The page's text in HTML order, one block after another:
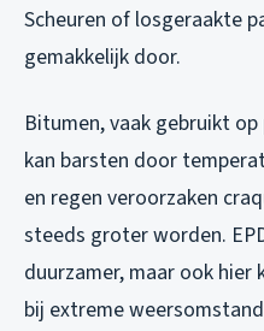
Scheuren of losgeraakte
gemakkelijk door.
Bitumen, vaak gebruikt
kan barsten door
en regen veroorzaken
steeds groter worden.
duurzamer, maar ook hier
bij extreme